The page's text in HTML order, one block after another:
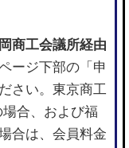
商工会議所経由
ージ下部の「申
さい。東京商工
合、および福
合は、会員料金